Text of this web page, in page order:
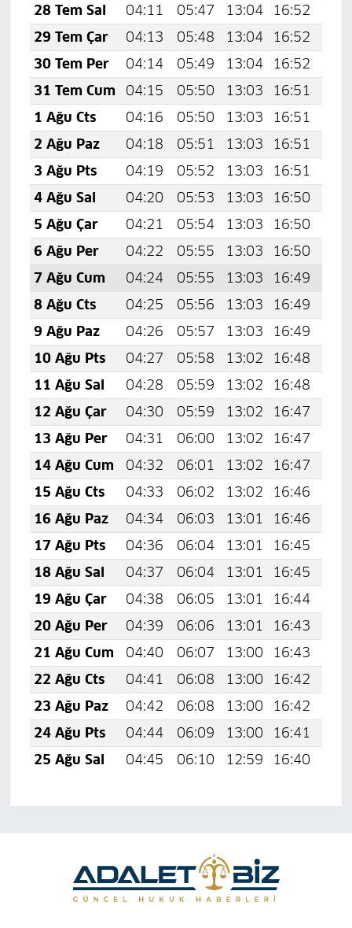
28 Tem Sal
04:11 05:47 13:04 16:52
29 Tem Çar
04:13 05:48 13:04 16:52
30 Tem Per
04:14 05:49 13:04 16:52
31 Tem Cum
04:15 05:50 13:03 16:51
1 Ağu Cts
04:16 05:50 13:03 16:51
2 Ağu Paz
04:18 05:51 13:03 16:51
3 Ağu Pts
04:19 05:52 13:03 16:51
4 Ağu Sal
04:20 05:53 13:03 16:50
5 Ağu Çar
04:21 05:54 13:03 16:50
6 Ağu Per
04:22 05:55 13:03 16:50
7 Ağu Cum
04:24 05:55 13:03 16:49
8 Ağu Cts
04:25 05:56 13:03 16:49
9 Ağu Paz
04:26 05:57 13:03 16:49
10 Ağu Pts
04:27 05:58 13:02 16:48
11 Ağu Sal
04:28 05:59 13:02 16:48
12 Ağu Çar
04:30 05:59 13:02 16:47
13 Ağu Per
04:31 06:00 13:02 16:47
14 Ağu Cum
04:32 06:01 13:02 16:47
15 Ağu Cts
04:33 06:02 13:02 16:46
16 Ağu Paz
04:34 06:03 13:01 16:46
17 Ağu Pts
04:36 06:04 13:01 16:45
18 Ağu Sal
04:37 06:04 13:01 16:45
19 Ağu Çar
04:38 06:05 13:01 16:44
20 Ağu Per
04:39 06:06 13:01 16:43
21 Ağu Cum
04:40 06:07 13:00 16:43
22 Ağu Cts
04:41 06:08 13:00 16:42
23 Ağu Paz
04:42 06:08 13:00 16:42
24 Ağu Pts
04:44 06:09 13:00 16:41
25 Ağu Sal
04:45 06:10 12:59 16:40